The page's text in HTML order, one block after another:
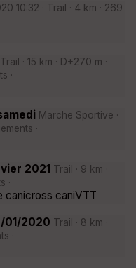
10:32 · Trail · 4 km · 269
Trail · 15 km · D+270 m ·
·
Marche Sportive ·
·
2021 Trail · 9 km ·
·
canicross caniVTT
01/2020 Trail · 8 km ·
·